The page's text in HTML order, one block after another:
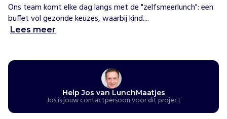
a
s
i
e
Ons team komt elke dag langs met de "zelfsmeerlunch": een
buffet vol gezonde keuzes, waarbij kind....
Lees meer
Help Jos van LunchMaatjes
Jos is jouw contactpersoon voor dit project